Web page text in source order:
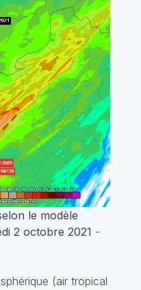
le modèle
2 octobre 2021 -
(air tropical